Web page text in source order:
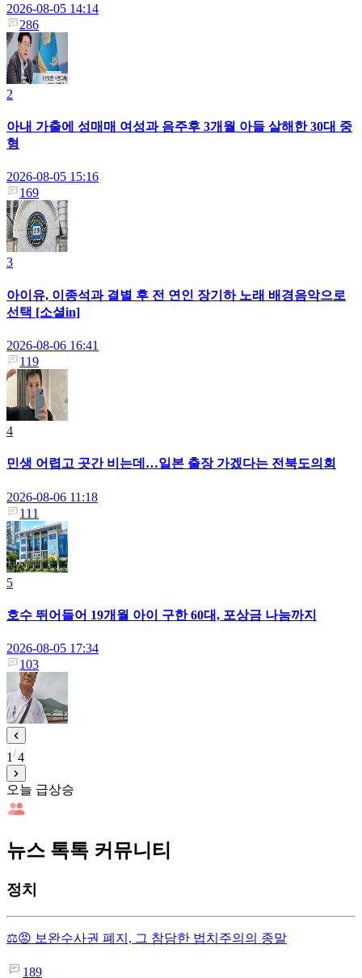
2026-08-05 14:14
286
2
아내 가출에 성매매 여성과 음주후 3개월 아들 살해한 30대 중
형
2026-08-05 15:16
169
3
아이유, 이종석과 결별 후 전 연인 장기하 노래 배경음악으로
선택 [소셜in]
2026-08-06 16:41
119
4
민생 어렵고 곳간 비는데…일본 출장 가겠다는 전북도의회
2026-08-06 11:18
111
5
호수 뛰어들어 19개월 아이 구한 60대, 포상금 나눔까지
2026-08-05 17:34
103
1 4
오늘 급상승
뉴스 톡톡 커뮤니티
정치
⚖️😡 보완수사권 폐지, 그 참담한 법치주의의 종말
189